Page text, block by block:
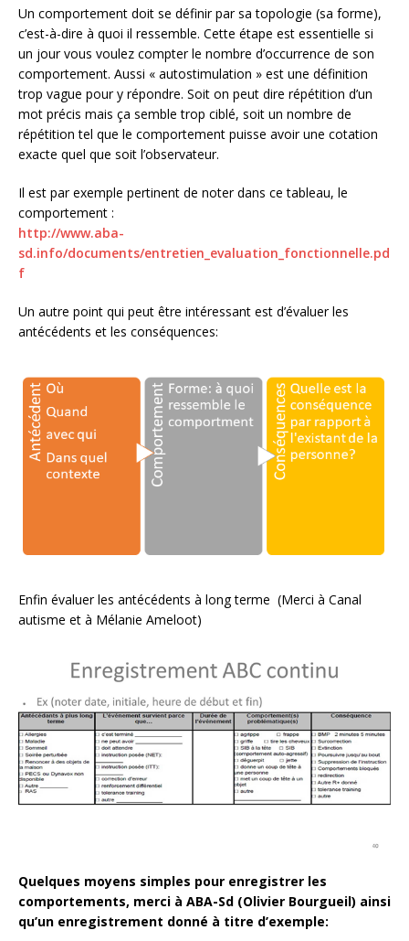
Un comportement doit se définir par sa topologie (sa forme),
c’est-à-dire à quoi il ressemble. Cette étape est essentielle si
un jour vous voulez compter le nombre d’occurrence de son
comportement. Aussi « autostimulation » est une définition
trop vague pour y répondre. Soit on peut dire répétition d’un
mot précis mais ça semble trop ciblé, soit un nombre de
répétition tel que le comportement puisse avoir une cotation
exacte quel que soit l’observateur.
Il est par exemple pertinent de noter dans ce tableau, le
comportement :
http://www.aba-
sd.info/documents/entretien_evaluation_fonctionnelle.pd
f
Un autre point qui peut être intéressant est d’évaluer les
antécédents et les conséquences:
Enfin évaluer les antécédents à long terme (Merci à Canal
autisme et à Mélanie Ameloot)
Quelques moyens simples pour enregistrer les
comportements, merci à ABA-Sd (Olivier Bourgueil) ainsi
qu’un enregistrement donné à titre d’exemple: